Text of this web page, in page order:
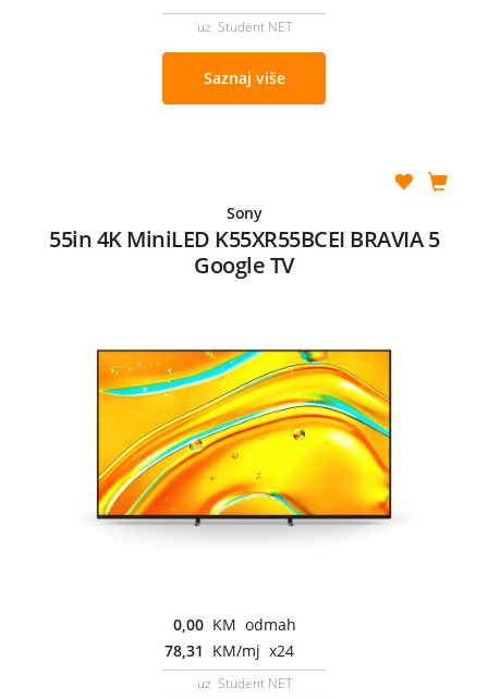
uz Student NET
Saznaj više
Sony
55in 4K MiniLED K55XR55BCEI BRAVIA 5
Google TV
0,00 KM odmah
78,31 KM/mj x24
uz Student NET